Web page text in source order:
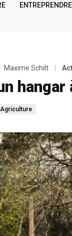
ENTREPRENDRE
Maxime Schilt
Agriculture